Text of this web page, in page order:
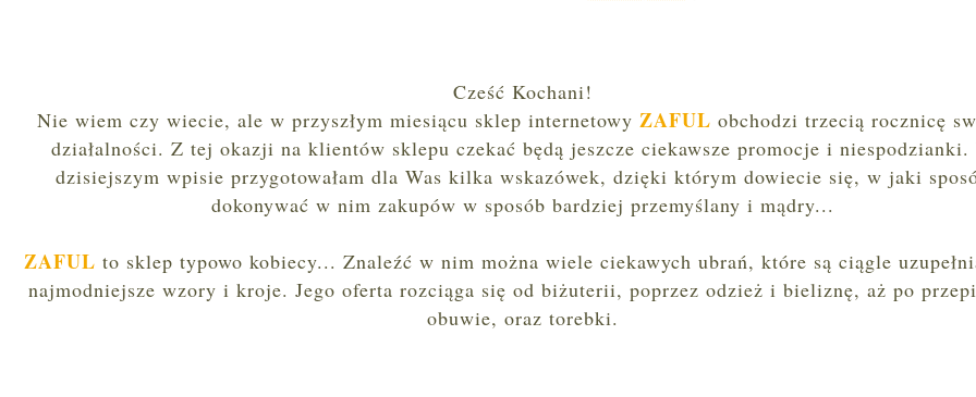
Cześć Kochani!
Nie wiem czy wiecie, ale w przyszłym miesiącu sklep internetowy ZAFUL obchodzi trzecią rocznicę
działalności. Z tej okazji na klientów sklepu czekać będą jeszcze ciekawsze promocje i niespodzianki.
dzisiejszym wpisie przygotowałam dla Was kilka wskazówek, dzięki którym dowiecie się, w jaki
dokonywać w nim zakupów w sposób bardziej przemyślany i mądry...
ZAFUL to sklep typowo kobiecy... Znaleźć w nim można wiele ciekawych ubrań, które są ciągle
najmodniejsze wzory i kroje. Jego oferta rozciąga się od biżuterii, poprzez odzież i bieliznę, aż po
obuwie, oraz torebki.